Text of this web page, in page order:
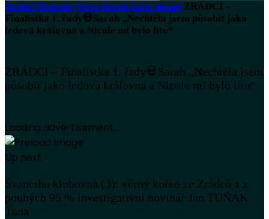
ZrádciYoutube Vojta Kotek Liščí doupě ZRÁDCI –
Finalistka 1. řady💀Sarah „Nechtěla jsem působit jako
ledová královna a Nicole mi bylo líto“
ZRÁDCI – Finalistka 1. řady💀Sarah „Nechtěla jsem
působit jako ledová královna a Nicole mi bylo líto“
Loading advertisement...
Up next
Švanciho klubovna (3): věrný kořen ze Zrádců a z
pouhých 95 % investigativní novinář Jan TUŇÁK
Tuna